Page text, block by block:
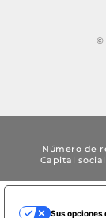
©
Número de
Capital
Sus opciones